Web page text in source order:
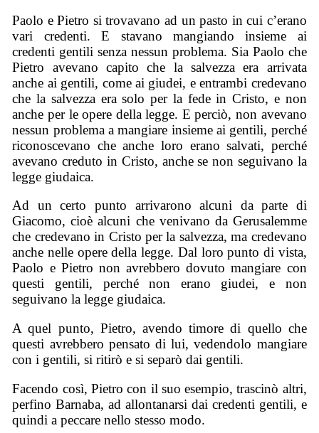
Paolo e Pietro si trovavano ad un pasto in cui c’erano
vari credenti. E stavano mangiando insieme ai
credenti gentili senza nessun problema. Sia Paolo che
Pietro avevano capito che la salvezza era arrivata
anche ai gentili, come ai giudei, e entrambi credevano
che la salvezza era solo per la fede in Cristo, e non
anche per le opere della legge. E perciò, non avevano
nessun problema a mangiare insieme ai gentili, perché
riconoscevano che anche loro erano salvati, perché
avevano creduto in Cristo, anche se non seguivano la
legge giudaica.
Ad un certo punto arrivarono alcuni da parte di
Giacomo, cioè alcuni che venivano da Gerusalemme
che credevano in Cristo per la salvezza, ma credevano
anche nelle opere della legge. Dal loro punto di vista,
Paolo e Pietro non avrebbero dovuto mangiare con
questi gentili, perché non erano giudei, e non
seguivano la legge giudaica.
A quel punto, Pietro, avendo timore di quello che
questi avrebbero pensato di lui, vedendolo mangiare
con i gentili, si ritirò e si separò dai gentili.
Facendo così, Pietro con il suo esempio, trascinò altri,
perfino Barnaba, ad allontanarsi dai credenti gentili, e
quindi a peccare nello stesso modo.